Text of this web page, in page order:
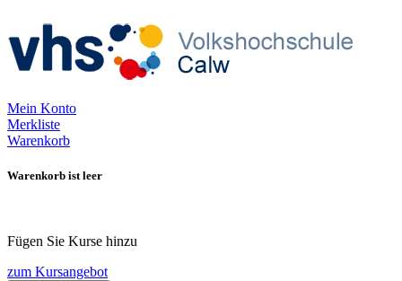
Mein Konto
Merkliste
Warenkorb
Warenkorb ist leer
Fügen Sie Kurse hinzu
zum Kursangebot